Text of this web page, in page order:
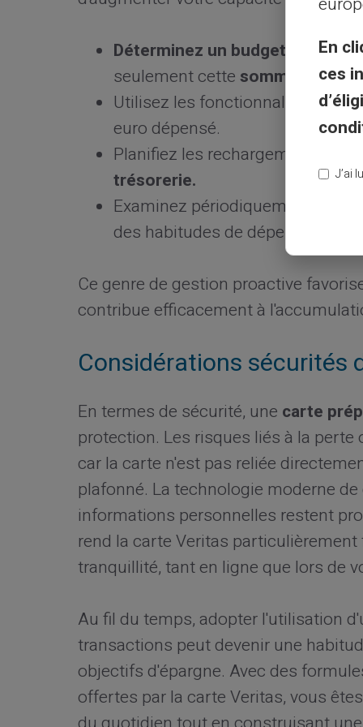
Déterminez un budget strict
seulement cettesomme
sur
Utilisez les fonctionnalités de
euro dépensé.
Planifiez les rechargements
trésorerie.
Examinez périodiquement votre
des habitudes de dépenses
Ce genre de gestion proactive
contribue efficacement à
Considérations sécurités
En termes de sécurité, une carte
protection. Les risques liés à la
car la carte n'est pas reliée
plafonné. La technologie moderne
informations personnelles restent
rend la carte Veritas
tranquillité, tant en ligne que lors de
Au fil du temps, adopter l'utilisation
transactions peut devenir une
objectifs d'épargne. Avec des
offertes par la carte Veritas, vous
En
ces
J’ai